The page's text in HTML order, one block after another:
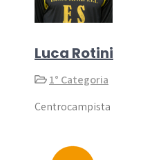
Luca Rotini
1° Categoria
Centrocampista